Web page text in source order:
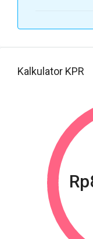
Kalkulator KPR